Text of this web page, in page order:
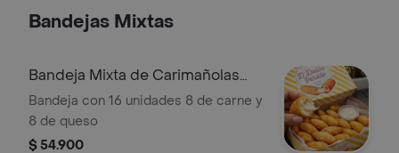
Pasabocas tipo coctel ideal para
(30 a 35 gramos)
Bandejas Mixtas
Bandeja Mixta de Carimañolas
X16 Unidad
Bandeja con 16 unidades 8 de carne y
8 de queso
$ 54.900